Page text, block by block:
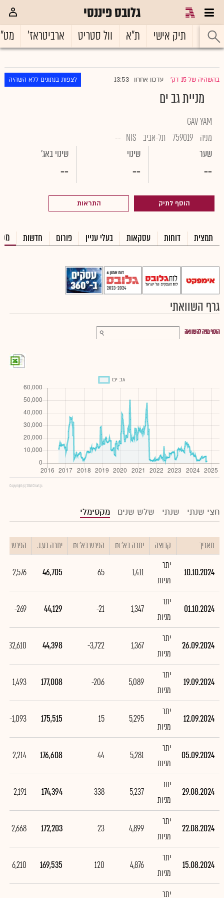
גלובס פיננסי
ראשי תיק אישי ת"א וול סטריט ארביטראז'
בהשהיה של 15 דק' עדכון אחרון 13:53 לצפות בנתונים ללא השהיה
מניית גב ים
GAV YAM
מניה 759019 תל-אביב NIS
--
שער
--
שינוי
--
שינוי באג'
--
הוסף לתיק התראות
תמצית דוחות עסקאות בעלי עניין פורום חדשות
גרף השוואתי
הוסף מניה להשוואה
Copyright (c) 2016 Chart.js
חצי שנתי שנתי שלש שנים מקסימלי
תאריך קבוצה יתרה בא' ₪ הפרש בא' ₪ יתרה בע.נ. הפרש
10.10.2024
יתר
מניות
1,411
65
46,705
2,576
01.10.2024
יתר
מניות
1,347
-21
44,129
-269
26.09.2024
יתר
מניות
1,367
-3,722
44,398
-132,610
19.09.2024
יתר
מניות
5,089
-206
177,008
1,493
12.09.2024
יתר
מניות
5,295
15
175,515
-1,093
05.09.2024
יתר
מניות
5,281
44
176,608
2,214
29.08.2024
יתר
מניות
5,237
338
174,394
2,191
22.08.2024
יתר
מניות
4,899
23
172,203
2,668
15.08.2024
יתר
מניות
4,876
120
169,535
6,210
יתר